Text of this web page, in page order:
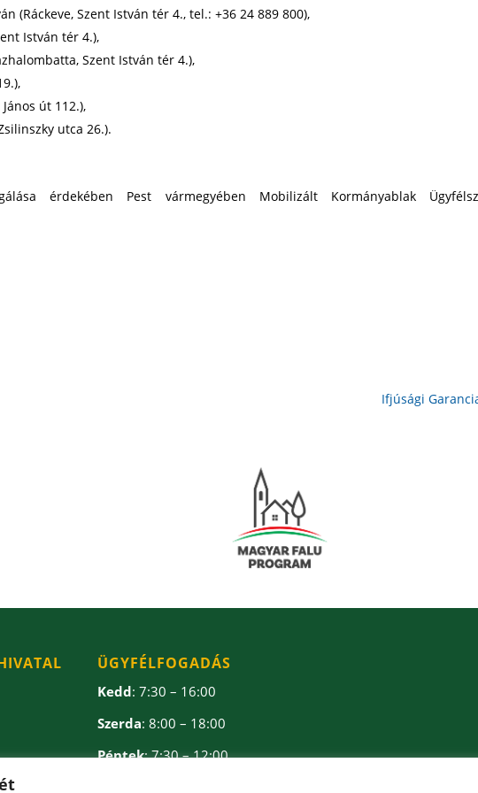
(Ráckeve, Szent István tér 4., tel.: +36 24 889 800),
István tér 4.),
Szent István tér 4.),
út 112.),
utca 26.).
érdekében Pest vármegyében Mobilizált Kormányablak
Ifjúsági
ÜGYFÉLFOGADÁS
Kedd: 7:30 – 16:00
Szerda: 8:00 – 18:00
Péntek: 7:30 – 12:00